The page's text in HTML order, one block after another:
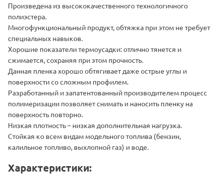
Произведена из высококачественного технологичного
полиэстера.
Многофункциональный продукт, обтяжка при этом не требует
специальных навыков.
Хорошие показатели термоусадки: отлично тянется и
сжимается, сохраняя при этом прочность.
Данная пленка хорошо обтягивает даже острые углы и
поверхности со сложным профилем.
Разработанный и запатентованный производителем процесс
полимеризации позволяет снимать и наносить пленку на
поверхность повторно.
Низкая плотность – низкая дополнительная нагрузка.
Стойкая ко всем видам модельного топлива (бензин,
калильное топливо, выхлопной газ) и воде.
Характеристики: